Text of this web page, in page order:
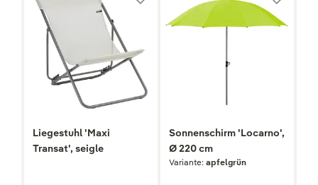
Liegestuhl 'Maxi
Transat', seigle
Sonnenschirm 'Locarno',
Ø 220 cm
Variante: apfelgrün